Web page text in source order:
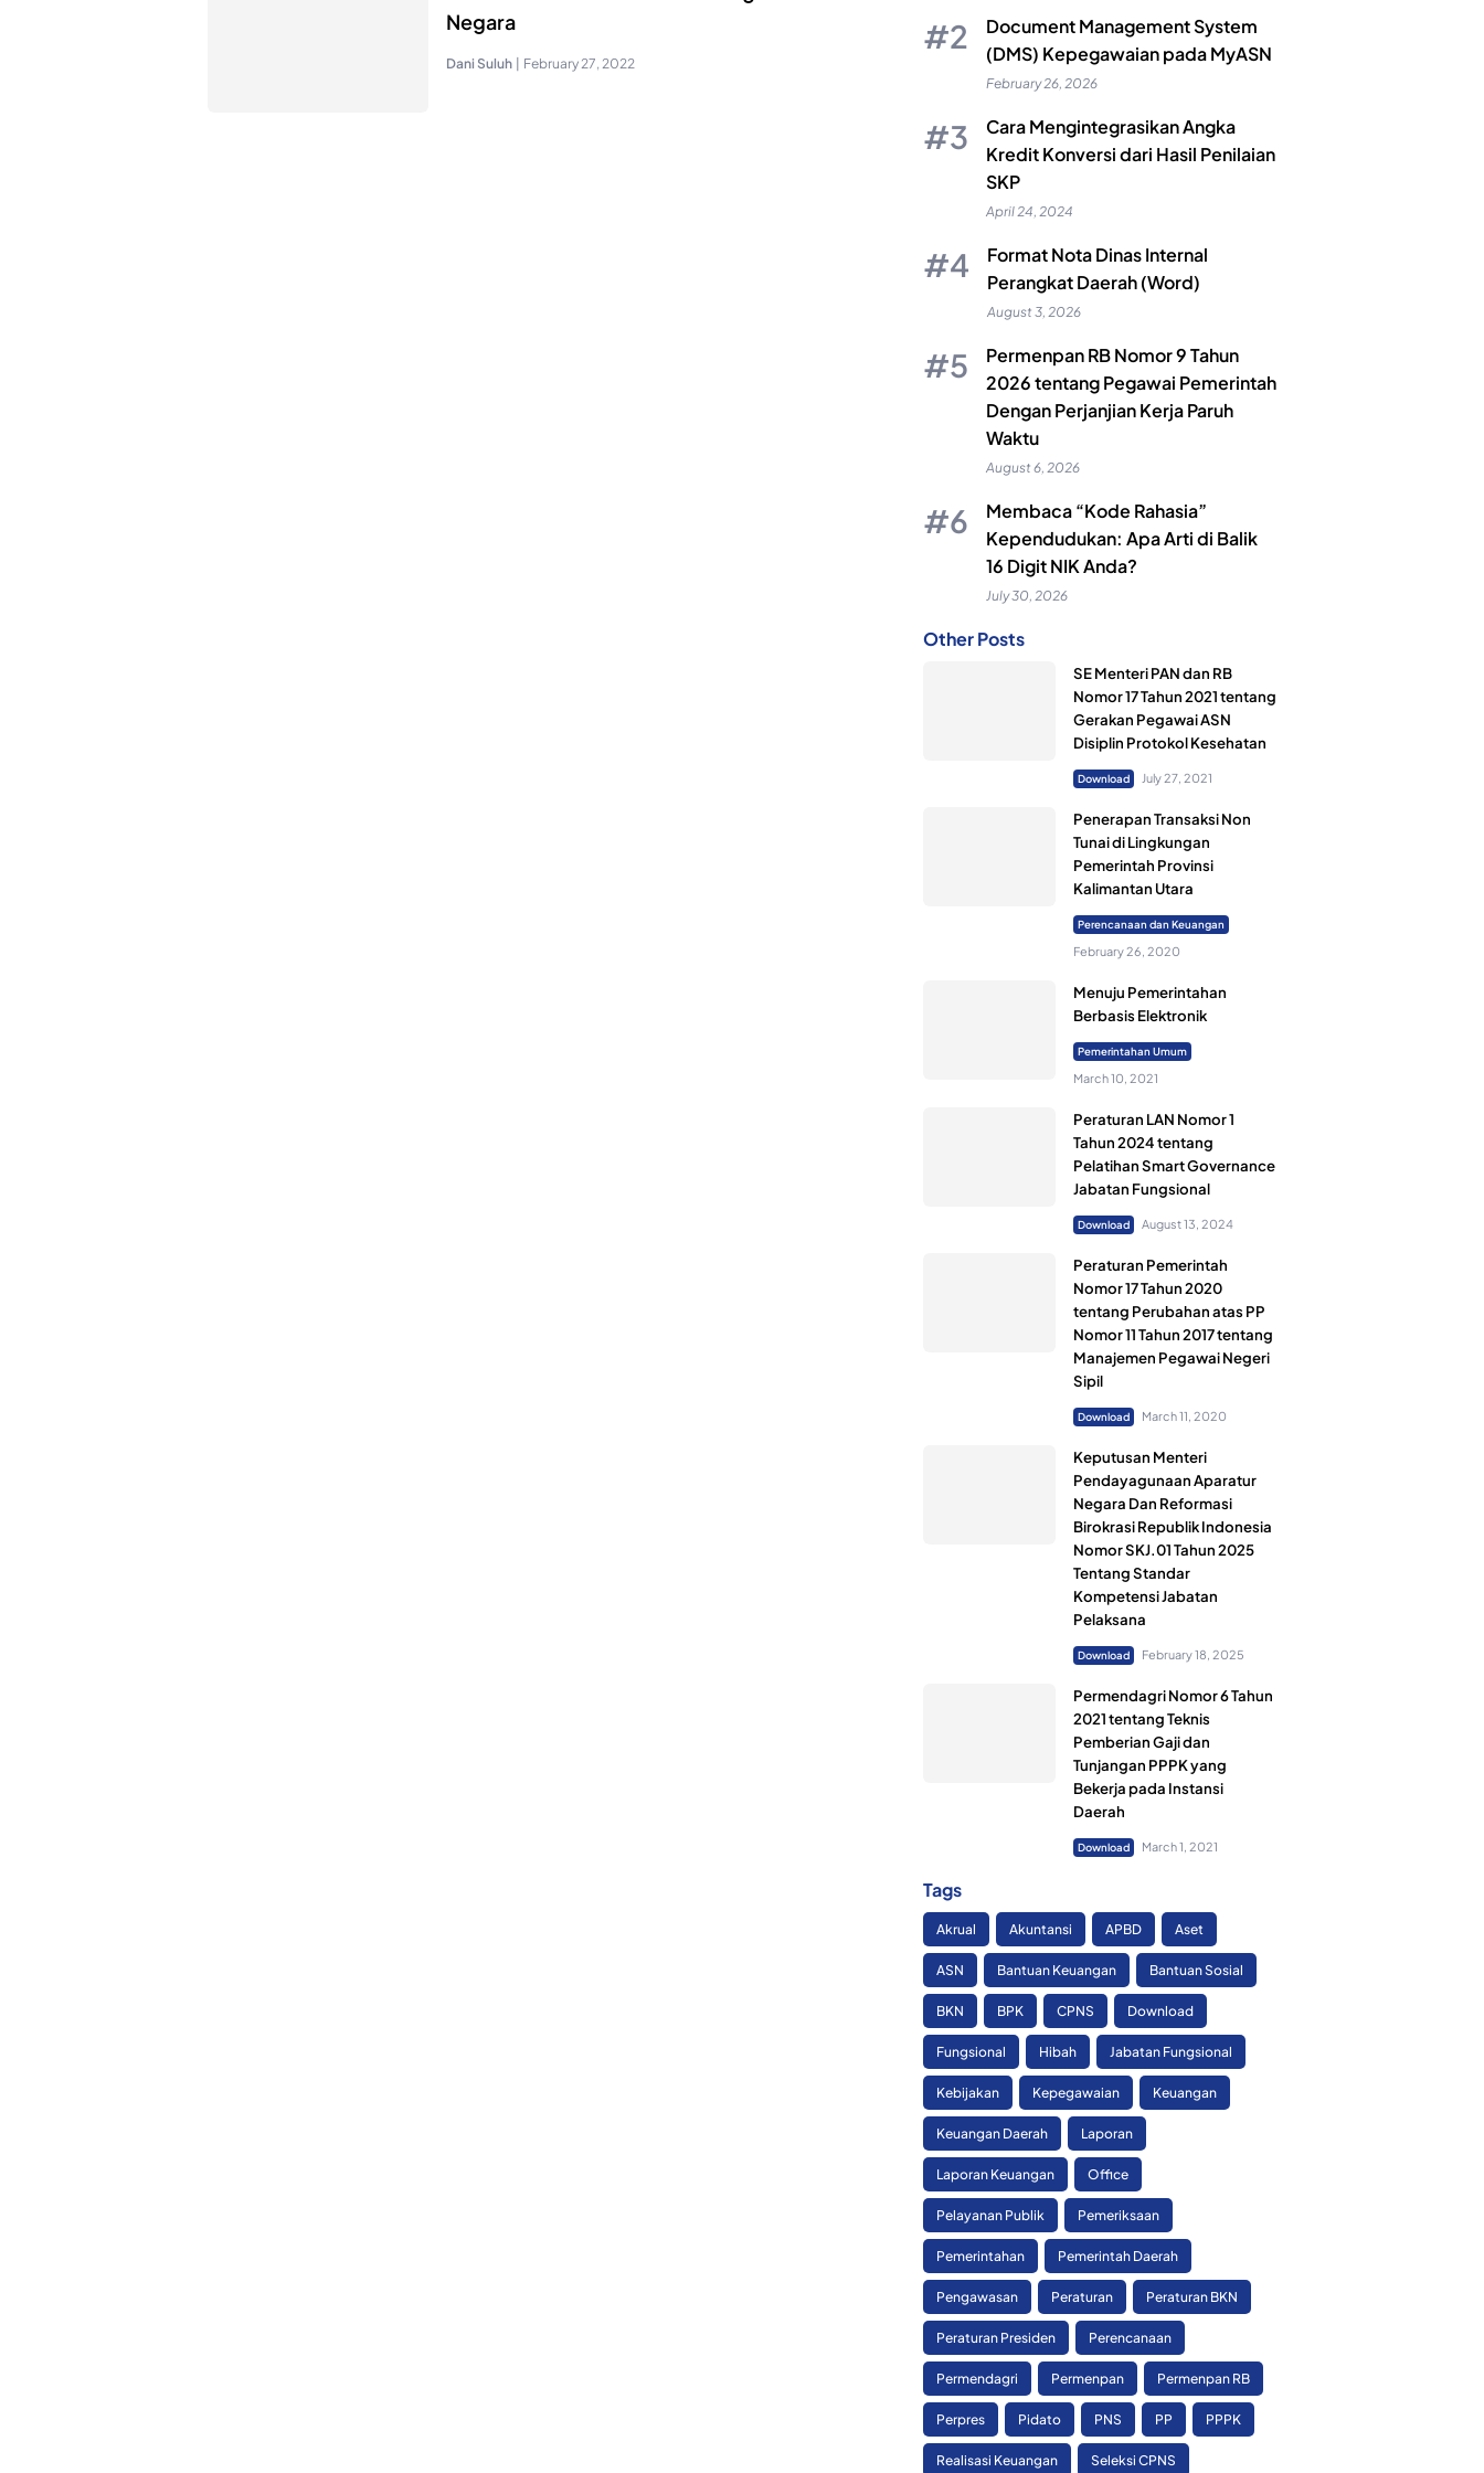
Negara
Dani Suluh February 27, 2022
Document Management System
(DMS) Kepegawaian pada MyASN
February 26, 2026
Cara Mengintegrasikan Angka
Kredit Konversi dari Hasil Penilaian
SKP
April 24, 2024
Format Nota Dinas Internal
Perangkat Daerah (Word)
August 3, 2026
Permenpan RB Nomor 9 Tahun
2026 tentang Pegawai Pemerintah
Dengan Perjanjian Kerja Paruh
Waktu
August 6, 2026
Membaca “Kode Rahasia”
Kependudukan: Apa Arti di Balik
16 Digit NIK Anda?
July 30, 2026
Other Posts
SE Menteri PAN dan RB
Nomor 17 Tahun 2021 tentang
Gerakan Pegawai ASN
Disiplin Protokol Kesehatan
Download July 27, 2021
Penerapan Transaksi Non
Tunai di Lingkungan
Pemerintah Provinsi
Kalimantan Utara
Perencanaan dan Keuangan
February 26, 2020
Menuju Pemerintahan
Berbasis Elektronik
Pemerintahan Umum
March 10, 2021
Peraturan LAN Nomor 1
Tahun 2024 tentang
Pelatihan Smart Governance
Jabatan Fungsional
Download August 13, 2024
Peraturan Pemerintah
Nomor 17 Tahun 2020
tentang Perubahan atas PP
Nomor 11 Tahun 2017 tentang
Manajemen Pegawai Negeri
Sipil
Download March 11, 2020
Keputusan Menteri
Pendayagunaan Aparatur
Negara Dan Reformasi
Birokrasi Republik Indonesia
Nomor SKJ.01 Tahun 2025
Tentang Standar
Kompetensi Jabatan
Pelaksana
Download February 18, 2025
Permendagri Nomor 6 Tahun
2021 tentang Teknis
Pemberian Gaji dan
Tunjangan PPPK yang
Bekerja pada Instansi
Daerah
Download March 1, 2021
Tags
Akrual Akuntansi APBD Aset
ASN Bantuan Keuangan Bantuan Sosial
BKN BPK CPNS Download
Fungsional Hibah Jabatan Fungsional
Kebijakan Kepegawaian Keuangan
Keuangan Daerah Laporan
Laporan Keuangan Office
Pelayanan Publik Pemeriksaan
Pemerintahan Pemerintah Daerah
Pengawasan Peraturan Peraturan BKN
Peraturan Presiden Perencanaan
Permendagri Permenpan Permenpan RB
Perpres Pidato PNS PP PPPK
Realisasi Keuangan Seleksi CPNS